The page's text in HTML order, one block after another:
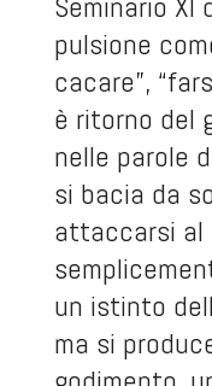
pulsione
cacare”,
è ritorno del
nelle parole
si bacia da
attaccarsi al
un istinto
ma si